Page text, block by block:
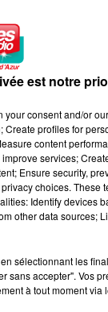
mais aussi l’Italie,
est notre
consent and/or
profiles for
content
services;
Ensure security,
choices. These
Identify devices
other data sources;
sélectionnant les
sans accepter". Vos
à tout moment